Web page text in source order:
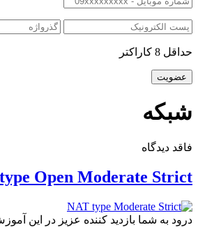
حداقل 8 کاراکتر
شبکه
فاقد دیدگاه
Open Moderate Strict
درود به شما بازدید کننده عزیز در این